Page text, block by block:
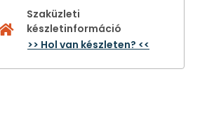
Szaküzleti
készletinformáció
>> Hol van készleten? <<